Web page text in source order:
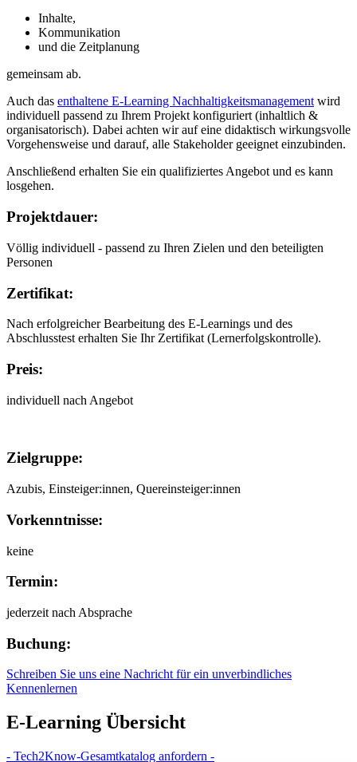
Inhalte,
Kommunikation
und die Zeitplanung
gemeinsam ab.
Auch das enthaltene E-Learning Nachhaltigkeitsmanagement wird
individuell passend zu Ihrem Projekt konfiguriert (inhaltlich &
organisatorisch). Dabei achten wir auf eine didaktisch wirkungsvolle
Vorgehensweise und darauf, alle Stakeholder geeignet einzubinden.
Anschließend erhalten Sie ein qualifiziertes Angebot und es kann
losgehen.
Projektdauer:
Völlig individuell - passend zu Ihren Zielen und den beteiligten
Personen
Zertifikat:
Nach erfolgreicher Bearbeitung des E-Learnings und des
Abschlusstest erhalten Sie Ihr Zertifikat (Lernerfolgskontrolle).
Preis:
individuell nach Angebot
Zielgruppe:
Azubis, Einsteiger:innen, Quereinsteiger:innen
Vorkenntnisse:
keine
Termin:
jederzeit nach Absprache
Buchung:
Schreiben Sie uns eine Nachricht für ein unverbindliches
Kennenlernen
E-Learning Übersicht
- Tech2Know-Gesamtkatalog anfordern -